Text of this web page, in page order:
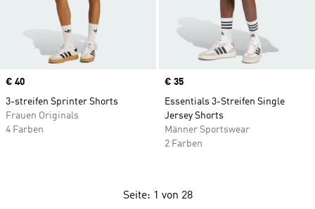
Price
€ 40
3-streifen Sprinter Shorts
Frauen Originals
4 Farben
Price
€ 35
Essentials 3-Streifen Single
Jersey Shorts
Männer Sportswear
2 Farben
Seite: 1 von 28